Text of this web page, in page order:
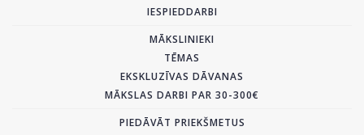
IESPIEDDARBI
MĀKSLINIEKI
TĒMAS
EKSKLUZĪVAS DĀVANAS
MĀKSLAS DARBI PAR 30-300€
PIEDĀVĀT PRIEKŠMETUS